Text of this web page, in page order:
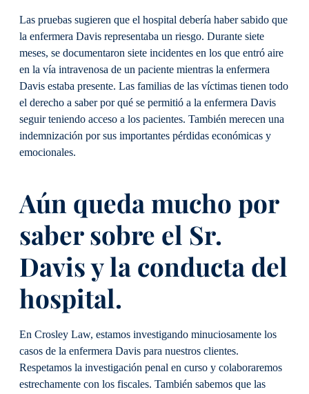
Las pruebas sugieren que el hospital debería haber sabido que
la enfermera Davis representaba un riesgo. Durante siete
meses, se documentaron siete incidentes en los que entró aire
en la vía intravenosa de un paciente mientras la enfermera
Davis estaba presente. Las familias de las víctimas tienen todo
el derecho a saber por qué se permitió a la enfermera Davis
seguir teniendo acceso a los pacientes. También merecen una
indemnización por sus importantes pérdidas económicas y
emocionales.
Aún queda mucho por
saber sobre el Sr.
Davis y la conducta del
hospital.
En Crosley Law, estamos investigando minuciosamente los
casos de la enfermera Davis para nuestros clientes.
Respetamos la investigación penal en curso y colaboraremos
estrechamente con los fiscales. También sabemos que las